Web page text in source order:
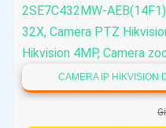
CAMERA IP HIKVISION